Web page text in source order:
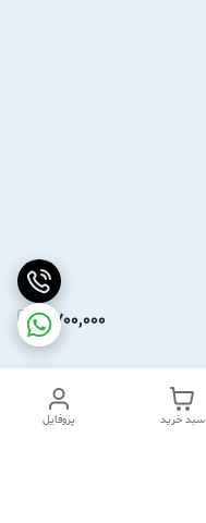
2,700,000
پروفایل سبد خرید